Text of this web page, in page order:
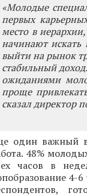
«Молодые
первых
место в
начинают
выйти на рынок
стабильный
ожиданиями
проще
сказал директор
один важный
48%
часов в
4-